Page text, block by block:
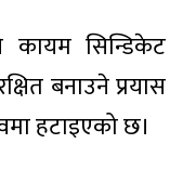
कायम सिन्डिकेट
बनाउने प्रयास
हटाइएको छ।